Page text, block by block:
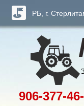
РБ, г.
906-377-